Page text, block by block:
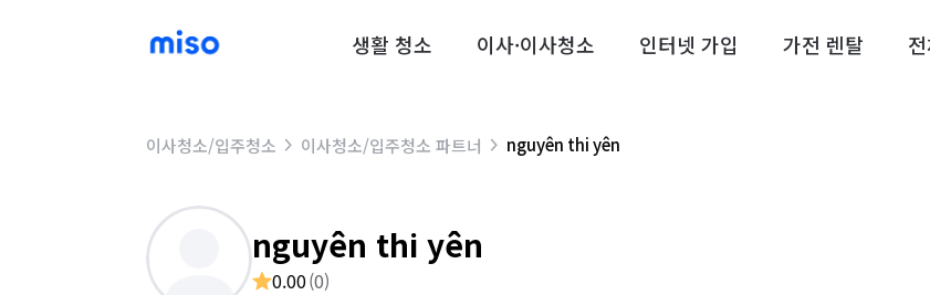
생활 청소 이사·이사청소 인터넷 가입 가전 렌탈
이사청소/입주청소 이사청소/입주청소 파트너 nguyên thi yên
nguyên thi yên
0.00(0)